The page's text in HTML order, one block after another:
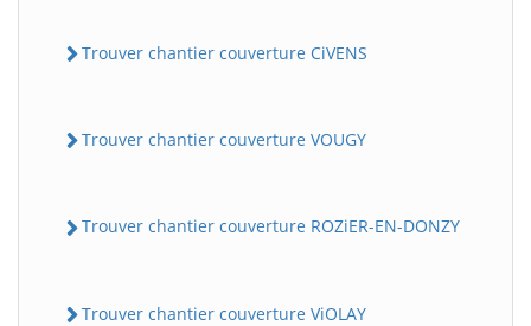
Trouver chantier couverture CiVENS
Trouver chantier couverture VOUGY
Trouver chantier couverture ROZiER-EN-DONZY
Trouver chantier couverture ViOLAY